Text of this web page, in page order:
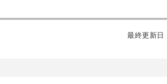
最終更新日